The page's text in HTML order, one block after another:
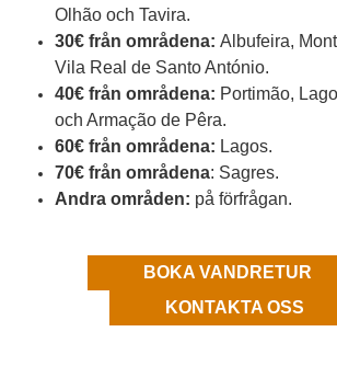
Olhão och Tavira.
30€ från områdena: Albufeira,
Vila Real de Santo António.
40€ från områdena: Portimão,
och Armação de Pêra.
60€ från områdena: Lagos.
70€ från områdena: Sagres.
Andra områden: på förfrågan.
BOKA VANDRETUR
KONTAKTA OSS